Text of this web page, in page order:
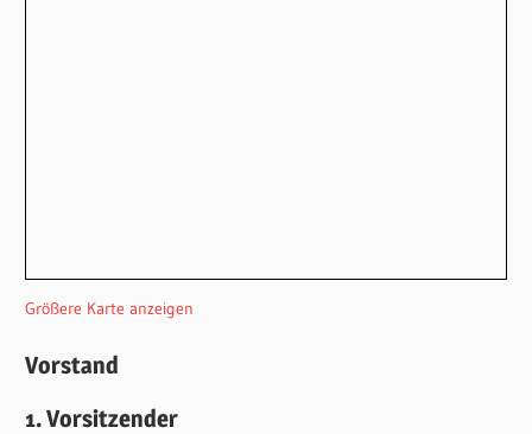
Größere Karte anzeigen
Vorstand
1. Vorsitzender